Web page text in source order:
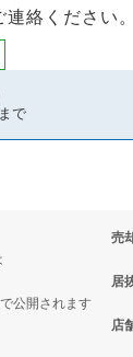
絡ください。
で
公開されます
売
居
店